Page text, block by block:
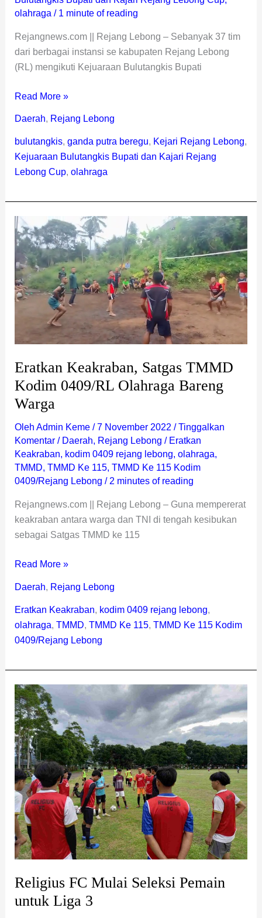
olahraga / 1 minute of reading
Rejangnews.com || Rejang Lebong – Sebanyak 37 tim
dari berbagai instansi se kabupaten Rejang Lebong
(RL) mengikuti Kejuaraan Bulutangkis Bupati
Read More »
Daerah, Rejang Lebong
bulutangkis, ganda putra beregu, Kejari Rejang Lebong,
Kejuaraan Bulutangkis Bupati dan Kajari Rejang
Lebong Cup, olahraga
Eratkan Keakraban, Satgas TMMD
Kodim 0409/RL Olahraga Bareng
Warga
Oleh Admin Keme /7 November 2022 /Tinggalkan
Komentar / Daerah, Rejang Lebong / Eratkan
Keakraban, kodim 0409 rejang lebong, olahraga,
TMMD, TMMD Ke 115, TMMD Ke 115 Kodim
0409/Rejang Lebong / 2 minutes of reading
Rejangnews.com || Rejang Lebong – Guna mempererat
keakraban antara warga dan TNI di tengah kesibukan
sebagai Satgas TMMD ke 115
Eratkan
Keakraban,
Satgas
TMMD
Kodim
0409/RL
Bareng
Warga
Read More »
Daerah, Rejang Lebong
Eratkan Keakraban, kodim 0409 rejang lebong,
olahraga, TMMD, TMMD Ke 115, TMMD Ke 115 Kodim
0409/Rejang Lebong
Religius FC Mulai Seleksi Pemain
untuk Liga 3
Religius
FC
Mulai
Seleksi
Pemain
untuk
Liga
3